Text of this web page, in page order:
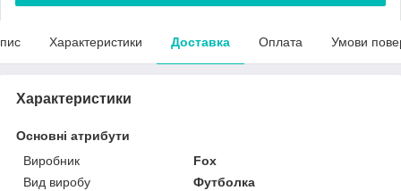
Характеристики Доставка Оплата Умови
Характеристики
Основні атрибути
Виробник
Fox
Вид виробу
Футболка